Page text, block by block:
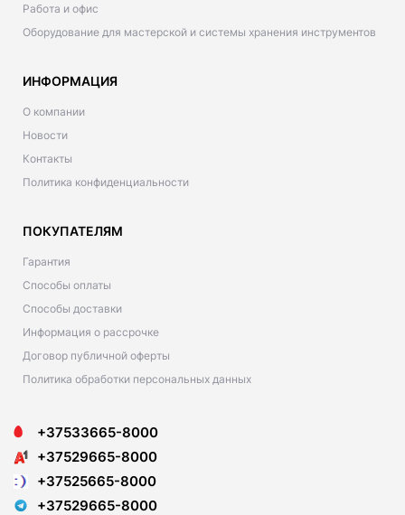
Работа и офис
Оборудование для мастерской и системы хранения инструментов
ИНФОРМАЦИЯ
О компании
Новости
Контакты
Политика конфиденциальности
ПОКУПАТЕЛЯМ
Гарантия
Способы оплаты
Способы доставки
Информация о рассрочке
Договор публичной оферты
Политика обработки персональных данных
+37533665-8000
+37529665-8000
+37525665-8000
+37529665-8000